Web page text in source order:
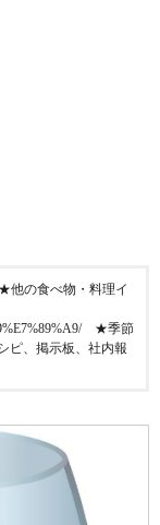
他の食べ物・料理イ
★季節
ピ、掲示板、社内報